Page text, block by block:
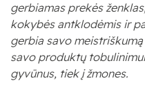
gerbiamas prekės
kokybės antklodėmis ir
gerbia savo
savo produktų
gyvūnus, tiek į žmones.